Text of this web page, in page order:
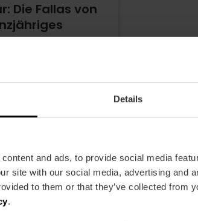
Details
and ads, to provide social media
site with our social media, advertising and
to them or that they’ve collected from
.
Die Fallas von